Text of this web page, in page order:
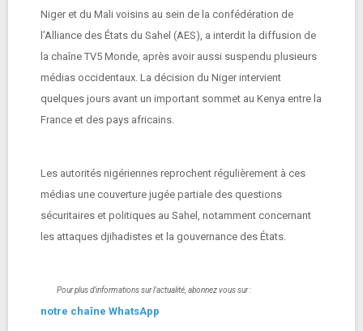
Niger et du Mali voisins au sein de la confédération de
l’Alliance des États du Sahel (AES), a interdit la diffusion de
la chaîne TV5 Monde, après avoir aussi suspendu plusieurs
médias occidentaux. La décision du Niger intervient
quelques jours avant un important sommet au Kenya entre la
France et des pays africains.
Les autorités nigériennes reprochent régulièrement à ces
médias une couverture jugée partiale des questions
sécuritaires et politiques au Sahel, notamment concernant
les attaques djihadistes et la gouvernance des États.
Pour plus d'informations sur l'actualité, abonnez vous sur :
notre chaîne WhatsApp